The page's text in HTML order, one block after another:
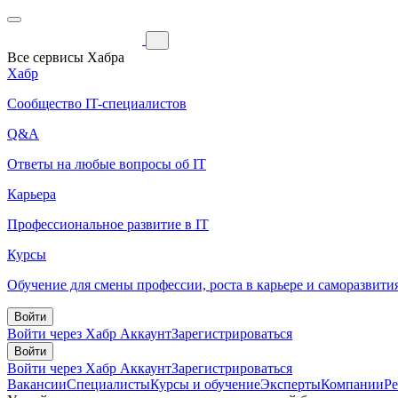
Все сервисы Хабра
Хабр
Сообщество IT-специалистов
Q&A
Ответы на любые вопросы об IT
Карьера
Профессиональное развитие в IT
Курсы
Обучение для смены профессии, роста в карьере и
Войти
Войти через Хабр АккаунтЗарегистрироваться
Войти
Войти через Хабр АккаунтЗарегистрироваться
ВакансииСпециалистыКурсы и обучениеЭкспертыКомпании